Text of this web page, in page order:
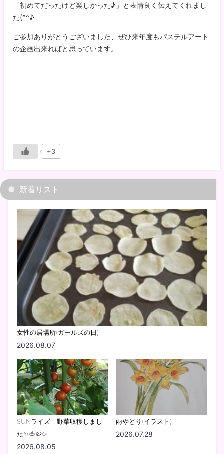
「初めてだったけど楽しかった♪」と表情良く伝えてくれまし
た(^^♪
ご参加ありがとうございました、ぜひ来年度もパステルアート
の企画出来ればと思っています。
+3
新着リスト
女性の居場所(ガールズの日)
2026.08.07
SUNライズ 野菜収穫しまし
た✨🍅🥔✨
2026.08.05
雨やどり(イラスト)
2026.07.28